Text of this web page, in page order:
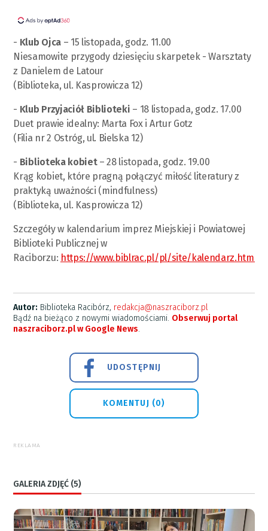
- Klub Ojca– 15 listopada, godz. 11.00
Niesamowite przygody dziesięciu skarpetek - Warsztaty
z Danielem de Latour
(Biblioteka, ul. Kasprowicza 12)
- Klub Przyjaciół Biblioteki – 18 listopada, godz. 17.00
Duet prawie idealny: Marta Fox i Artur Gotz
(Filia nr 2 Ostróg, ul. Bielska 12)
- Biblioteka kobiet– 28 listopada, godz. 19.00
Krąg kobiet, które pragną połączyć miłość literatury z
praktyką uważności (mindfulness)
(Biblioteka, ul. Kasprowicza 12)
Szczegóły w kalendarium imprez Miejskiej i Powiatowej
Biblioteki Publicznej w
Raciborzu: https://www.biblrac.pl/pl/site/kalendarz.html
Autor: Biblioteka Racibórz, redakcja@naszraciborz.pl
Bądź na bieżąco z nowymi wiadomościami. Obserwuj portal
naszraciborz.pl w Google News.
UDOSTĘPNIJ
KOMENTUJ (0)
REKLAMA
GALERIA ZDJĘĆ (5)